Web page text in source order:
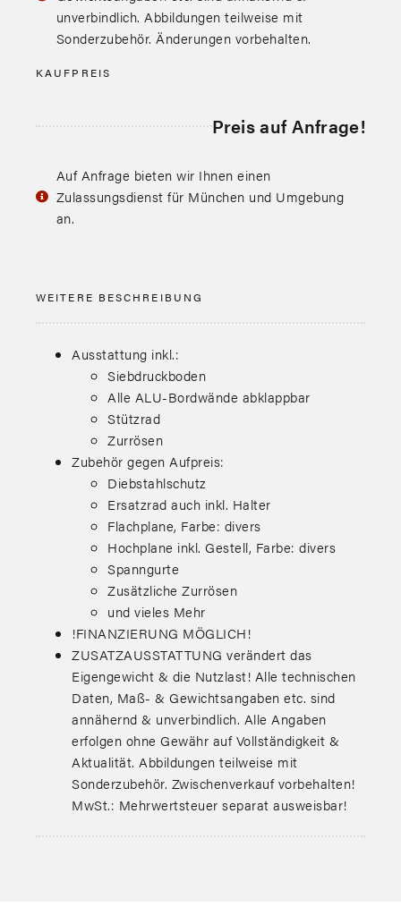
unverbindlich. Abbildungen teilweise mit
Sonderzubehör. Änderungen vorbehalten.
KAUFPREIS
Preis auf Anfrage!
Auf Anfrage bieten wir Ihnen einen
Zulassungsdienst für München und Umgebung
an.
WEITERE BESCHREIBUNG
Ausstattung inkl.:
Siebdruckboden
Alle ALU-Bordwände abklappbar
Stützrad
Zurrösen
Zubehör gegen Aufpreis:
Diebstahlschutz
Ersatzrad auch inkl. Halter
Flachplane, Farbe: divers
Hochplane inkl. Gestell, Farbe: divers
Spanngurte
Zusätzliche Zurrösen
und vieles Mehr
!FINANZIERUNG MÖGLICH!
ZUSATZAUSSTATTUNG verändert das
Eigengewicht & die Nutzlast! Alle technischen
Daten, Maß- & Gewichtsangaben etc. sind
annähernd & unverbindlich. Alle Angaben
erfolgen ohne Gewähr auf Vollständigkeit &
Aktualität. Abbildungen teilweise mit
Sonderzubehör. Zwischenverkauf vorbehalten!
MwSt.: Mehrwertsteuer separat ausweisbar!